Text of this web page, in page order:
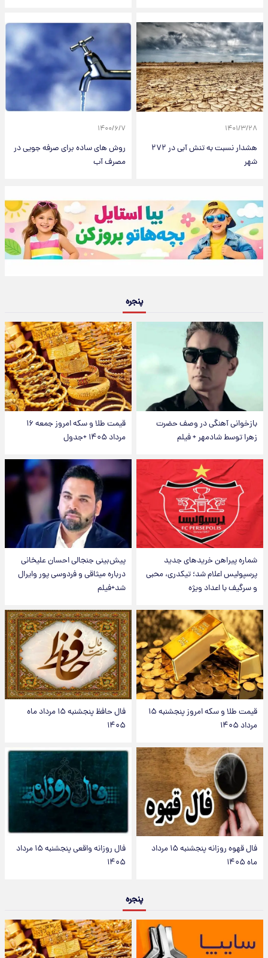
۱۴۰۱/۳/۲۸
هشدار نسبت به تنش آبی در ۲۷۲
شهر
۱۴۰۰/۶/۷
روش های ساده برای صرفه جویی در
مصرف آب
پنجره
بازخوانی آهنگی در وصف حضرت
زهرا توسط شادمهر + فیلم
قیمت طلا و سکه امروز جمعه ۱۶
مرداد ۱۴۰۵ +جدول
شماره پیراهن خریدهای جدید
پرسپولیس اعلام شد؛ تیکدری، محبی
و سرگیف با اعداد ویژه
پیش‌بینی جنجالی احسان علیخانی
درباره میثاقی و فردوسی پور وایرال
شد+فیلم
قیمت طلا و سکه امروز پنجشنبه ۱۵
مرداد ۱۴۰۵
فال حافظ پنجشنبه ۱۵ مرداد ماه
۱۴۰۵
فال قهوه روزانه پنجشنبه ۱۵ مرداد
ماه ۱۴۰۵
فال روزانه واقعی پنجشنبه ۱۵ مرداد
۱۴۰۵
پنجره